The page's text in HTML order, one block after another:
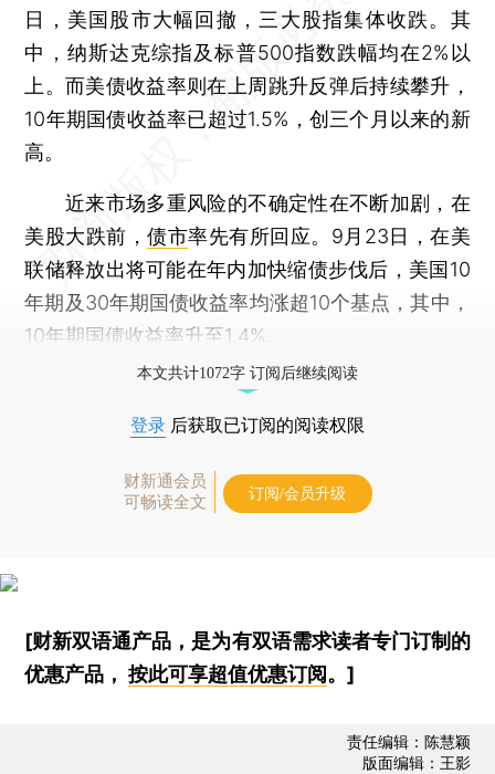
日，美国股市大幅回撤，三大股指集体收跌。其
中，纳斯达克综指及标普500指数跌幅均在2%以
上。而美债收益率则在上周跳升反弹后持续攀升，
10年期国债收益率已超过1.5%，创三个月以来的新
高。
近来市场多重风险的不确定性在不断加剧，在
美股大跌前，债市率先有所回应。9月23日，在美
联储释放出将可能在年内加快缩债步伐后，美国10
年期及30年期国债收益率均涨超10个基点，其中，
10年期国债收益率升至1.4%。
本文共计1072字 订阅后继续阅读
登录 后获取已订阅的阅读权限
财新通会员
可畅读全文
订阅/会员升级
[财新双语通产品，是为有双语需求读者专门订制的
优惠产品，按此可享超值优惠订阅 。]
责任编辑：陈慧颖
版面编辑：王影